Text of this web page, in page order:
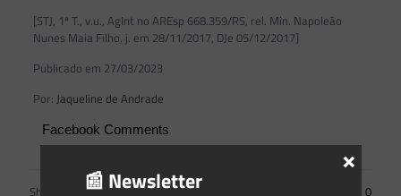
[STJ, 1ª T., v.u., AgInt no AREsp 668.359/RS, rel. Min. Napoleão
Nunes Maia Filho, j. em 28/11/2017, DJe 05/12/2017]
Publicado em 27/03/2023
Por: Jaqueline de Andrade
Facebook Comments
Share 0
📰 Newsletter
×